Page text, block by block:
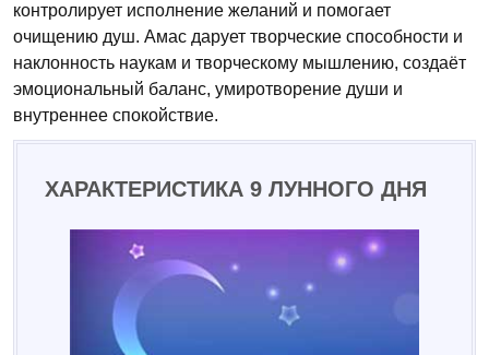
контролирует исполнение желаний и помогает
очищению душ. Амас дарует творческие способности и
наклонность наукам и творческому мышлению, создаёт
эмоциональный баланс, умиротворение души и
внутреннее спокойствие.
ХАРАКТЕРИСТИКА 9 ЛУННОГО ДНЯ